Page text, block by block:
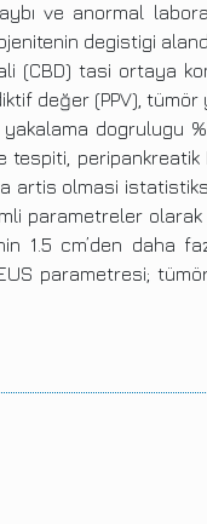
ve anormal
degistigi
(CBD) tasi ortaya
değer (PPV),
olmasi
parametreler
1.5 cm’den daha
parametresi;